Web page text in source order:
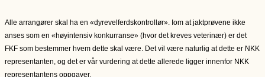
Alle arrangører skal ha en «dyrevelferdskontrollør». Iom at jaktprøvene ikke
anses som en «høyintensiv konkurranse» (hvor det kreves veterinær) er det
FKF som bestemmer hvem dette skal være. Det vil være naturlig at dette er NKK
representanten, og det er vår vurdering at dette allerede ligger innenfor NKK
representantens oppgaver.